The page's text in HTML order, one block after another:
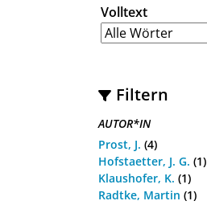
Volltext
Filtern
AUTOR*IN
Prost, J. (4)
Hofstaetter, J. G. (1)
Klaushofer, K. (1)
Radtke, Martin (1)